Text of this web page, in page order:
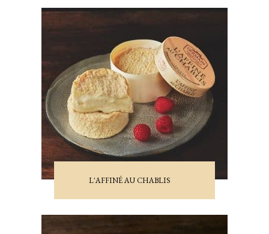
L'AFFINÉ AU CHABLIS